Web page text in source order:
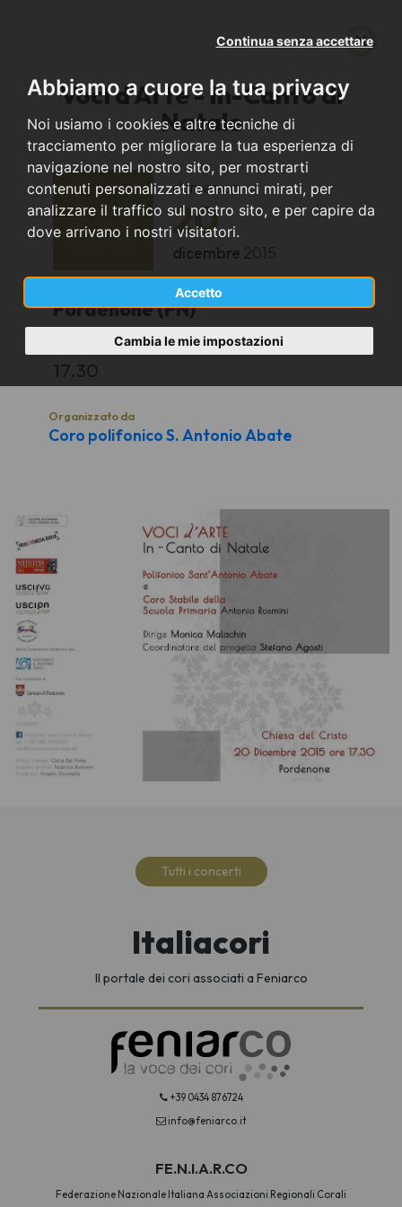
Abbiamo a cuore la tua privacy
Noi usiamo i cookies e altre tecniche di
tracciamento per migliorare la tua esperienza di
navigazione nel nostro sito, per mostrarti
contenuti personalizzati e annunci mirati, per
analizzare il traffico sul nostro sito, e per capire da
dove arrivano i nostri visitatori.
Accetto
Continua senza accettare
Cambia le mie impostazioni
Voci d'Arte - In-Canto di
Natale
domenica
20
dicembre 2015
Pordenone (PN)
Chiesa del Cristo
17.30
Organizzato da
Coro polifonico S. Antonio Abate
Tutti i concerti
Italiacori
Il portale dei cori associati a Feniarco
+39 0434 876724
info@feniarco.it
FE.N.I.A.R.CO
Federazione Nazionale Italiana Associazioni Regionali Corali